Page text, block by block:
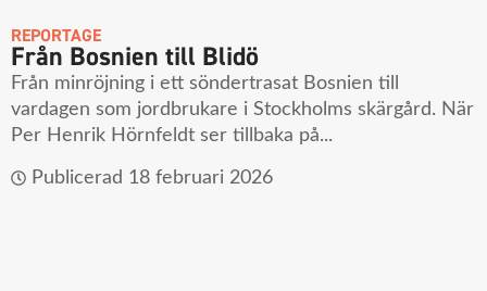
REPORTAGE
Från Bosnien till Blidö
Från minröjning i ett söndertrasat Bosnien till
vardagen som jordbrukare i Stockholms skärgård. När
Per Henrik Hörnfeldt ser tillbaka på...
Publicerad 18 februari 2026